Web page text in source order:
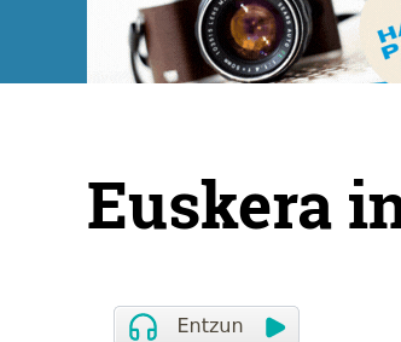
Euskera